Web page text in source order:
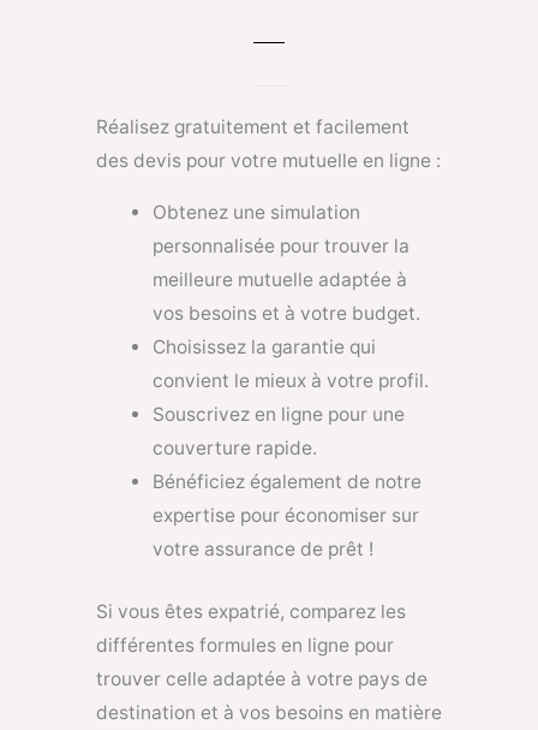
Réalisez gratuitement et facilement
des devis pour votre mutuelle en ligne :
Obtenez une simulation
personnalisée pour trouver la
meilleure mutuelle adaptée à
vos besoins et à votre budget.
Choisissez la garantie qui
convient le mieux à votre profil.
Souscrivez en ligne pour une
couverture rapide.
Bénéficiez également de notre
expertise pour économiser sur
votre assurance de prêt !
Si vous êtes expatrié, comparez les
différentes formules en ligne pour
trouver celle adaptée à votre pays de
destination et à vos besoins en matière